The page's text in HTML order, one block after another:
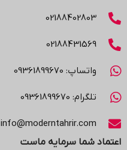
02188402803
02188431569
واتساپ: 09361899670
تلگرام: 09361899670
info@moderntahrir.com
اعتماد شما سرمایه ماست